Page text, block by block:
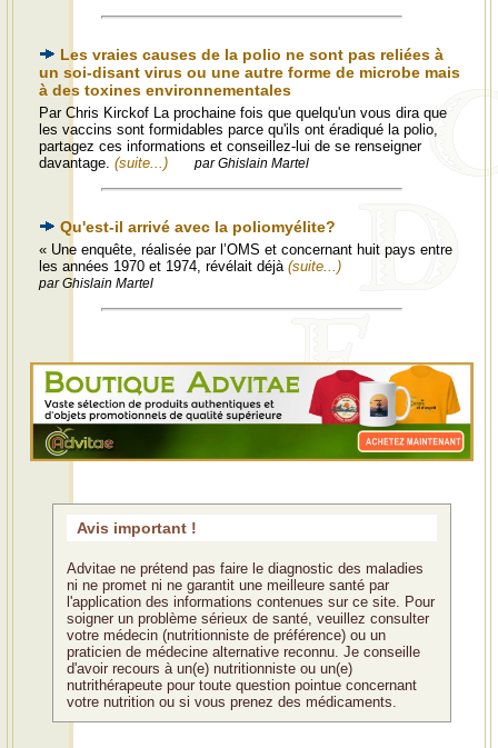
Les vraies causes de la polio ne sont pas reliées à
un soi-disant virus ou une autre forme de microbe mais
à des toxines environnementales
Par Chris Kirckof La prochaine fois que quelqu'un vous dira que
les vaccins sont formidables parce qu'ils ont éradiqué la polio,
partagez ces informations et conseillez-lui de se renseigner
davantage. (suite...) par Ghislain Martel
Qu'est-il arrivé avec la poliomyélite?
« Une enquête, réalisée par l’OMS et concernant huit pays entre
les années 1970 et 1974, révélait déjà (suite...)
par Ghislain Martel
Avis important !
Advitae ne prétend pas faire le diagnostic des maladies
ni ne promet ni ne garantit une meilleure santé par
l'application des informations contenues sur ce site. Pour
soigner un problème sérieux de santé, veuillez consulter
votre médecin (nutritionniste de préférence) ou un
praticien de médecine alternative reconnu. Je conseille
d'avoir recours à un(e) nutritionniste ou un(e)
nutrithérapeute pour toute question pointue concernant
votre nutrition ou si vous prenez des médicaments.